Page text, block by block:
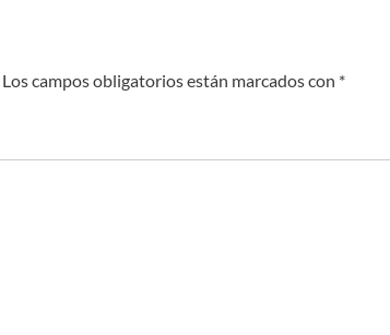
Los campos obligatorios están marcados con *